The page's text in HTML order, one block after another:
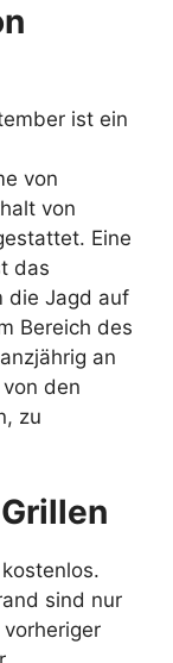
ist ein
von
von
Eine
das
die Jagd auf
Bereich des
an
den
zu
sind nur